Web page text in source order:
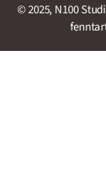
© 2025, N100